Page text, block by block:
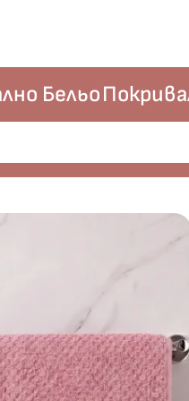
Бельо